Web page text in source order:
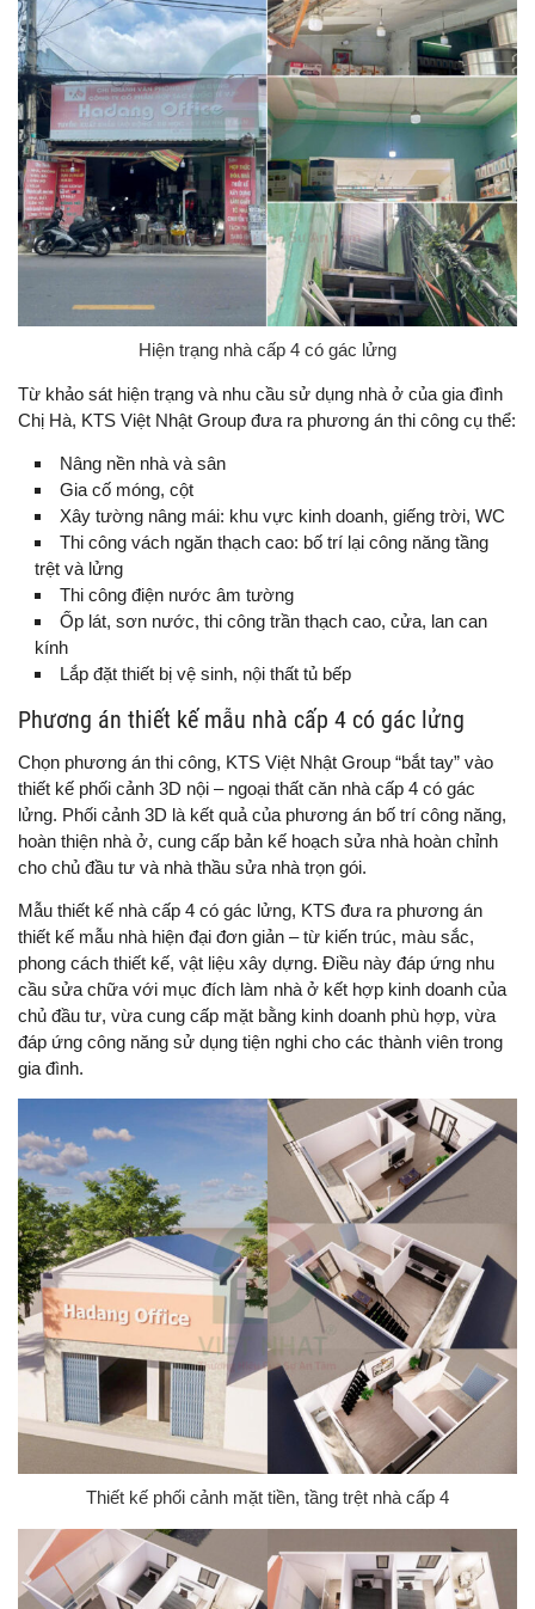
Hiện trạng nhà cấp 4 có gác lửng
Từ khảo sát hiện trạng và nhu cầu sử dụng nhà ở của gia đình
Chị Hà, KTS Việt Nhật Group đưa ra phương án thi công cụ thể:
Nâng nền nhà và sân
Gia cố móng, cột
Xây tường nâng mái: khu vực kinh doanh, giếng trời, WC
Thi công vách ngăn thạch cao: bố trí lại công năng tầng
trệt và lửng
Thi công điện nước âm tường
Ốp lát, sơn nước, thi công trần thạch cao, cửa, lan can
kính
Lắp đặt thiết bị vệ sinh, nội thất tủ bếp
Phương án thiết kế mẫu nhà cấp 4 có gác lửng
Chọn phương án thi công, KTS Việt Nhật Group “bắt tay” vào
thiết kế phối cảnh 3D nội – ngoại thất căn nhà cấp 4 có gác
lửng. Phối cảnh 3D là kết quả của phương án bố trí công năng,
hoàn thiện nhà ở, cung cấp bản kế hoạch sửa nhà hoàn chỉnh
cho chủ đầu tư và nhà thầu sửa nhà trọn gói.
Mẫu thiết kế nhà cấp 4 có gác lửng, KTS đưa ra phương án
thiết kế mẫu nhà hiện đại đơn giản – từ kiến trúc, màu sắc,
phong cách thiết kế, vật liệu xây dựng. Điều này đáp ứng nhu
cầu sửa chữa với mục đích làm nhà ở kết hợp kinh doanh của
chủ đầu tư, vừa cung cấp mặt bằng kinh doanh phù hợp, vừa
đáp ứng công năng sử dụng tiện nghi cho các thành viên trong
gia đình.
Thiết kế phối cảnh mặt tiền, tầng trệt nhà cấp 4